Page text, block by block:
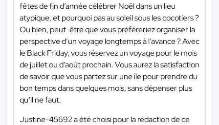
fêtes de fin d’année célébrer Noël dans un lieu
atypique, et pourquoi pas au soleil sous les cocotiers ?
Ou bien, peut-être que vous préféreriez organiser la
perspective d’un voyage longtemps à l’avance ? Avec
le Black Friday, vous réservez un voyage pour le mois
de juillet ou d’août prochain. Vous aurez la satisfaction
de savoir que vous partez sur une île pour prendre du
bon temps dans quelques mois, sans dépenser plus
qu’il ne faut.
Justine-45692 a été choisi pour la rédaction de ce